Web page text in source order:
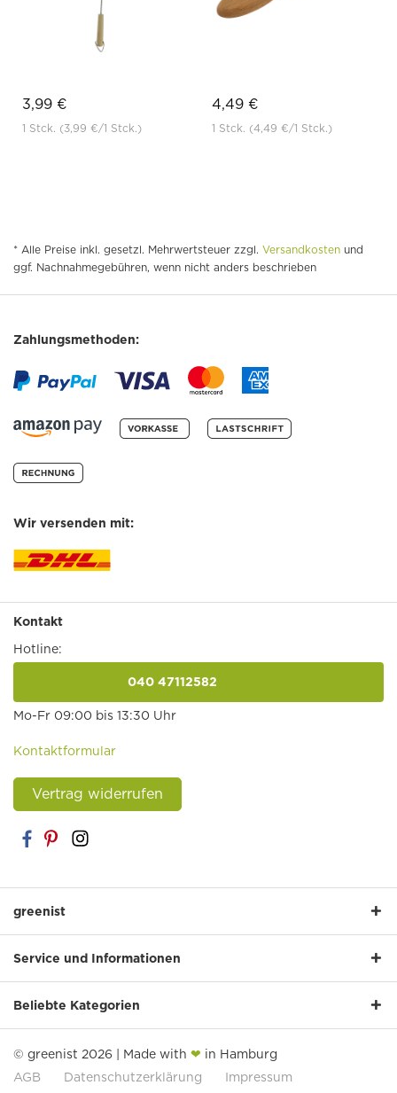
3,99 €
1 Stck. (3,99 €/1 Stck.)
4,49 €
1 Stck. (4,49 €/1 Stck.)
* Alle Preise inkl. gesetzl. Mehrwertsteuer zzgl. Versandkosten und
ggf. Nachnahmegebühren, wenn nicht anders beschrieben
Zahlungsmethoden:
Wir versenden mit:
Kontakt
Hotline:
040 47112582
Mo-Fr 09:00 bis 13:30 Uhr
Kontaktformular
Vertrag widerrufen
greenist
Service und Informationen
Beliebte Kategorien
© greenist 2026 | Made with ❤ in Hamburg
AGB
Datenschutzerklärung Impressum